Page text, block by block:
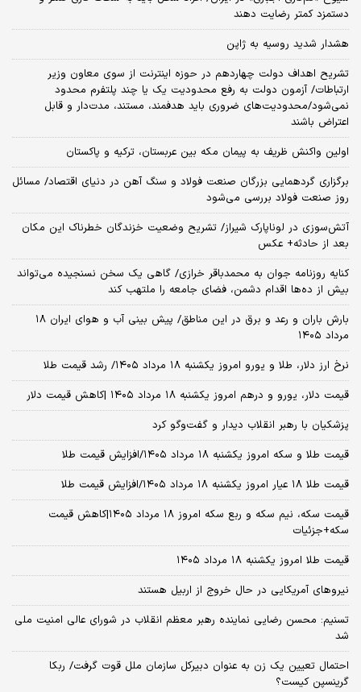
دستمزد کمتر رضایت دهند
هشدار شدید روسیه به ژاپن
تشریح اهداف دولت چهاردهم در حوزه اینترنت از سوی معاون وزیر
ارتباطات/ آزمون دولت به رفع محدودیت یک یا چند پلتفرم محدود
نمی‌‎شود/محدودیت‌های ضروری باید هدفمند، مستند، مدت‌دار و قابل
اعتراض باشند
اولین واکنش ظریف به پیمان مکه بین عربستان، ترکیه و پاکستان
برگزاری گردهمایی بزرگان صنعت فولاد و سنگ آهن در دنیای اقتصاد/ مسائل
روز صنعت فولاد بررسی می‌شود
آتش‌سوزی در لوناپارک شیراز/ تشریح وضعیت خزندگان خطرناک این مکان
بعد از حادثه+ عکس
کنایه روزنامه جوان به محمدباقر خرازی/ گاهی یک سخن نسنجیده می‌تواند
بیش از ده‌ها اقدام دشمن، فضای جامعه را ملتهب کند
بارش باران و رعد و برق در این مناطق/ پیش بینی آب و هوای ایران ۱۸
مرداد ۱۴۰۵
نرخ ارز دلار، طلا و یورو امروز یکشنبه ۱۸ مرداد ۱۴۰۵/ رشد قیمت طلا
قیمت دلار، یورو و درهم امروز یکشنبه ۱۸ مرداد ۱۴۰۵ |کاهش قیمت دلار
پزشکیان با رهبر انقلاب دیدار و گفت‌وگو کرد
قیمت طلا و سکه امروز یکشنبه ۱۸ مرداد ۱۴۰۵/افزایش قیمت طلا
قیمت طلا ۱۸ عیار امروز یکشنبه ۱۸ مرداد ۱۴۰۵/افزایش قیمت طلا
قیمت سکه، نیم سکه و ربع سکه امروز ۱۸ مرداد ۱۴۰۵|کاهش قیمت
سکه+جزئیات
قیمت طلا امروز یکشنبه ۱۸ مرداد ۱۴۰۵
نیروهای آمریکایی در حال خروج از اربیل هستند
تسنیم: محسن رضایی نماینده رهبر معظم انقلاب در شورای عالی امنیت ملی
شد
احتمال تعیین یک زن به عنوان دبیرکل سازمان ملل قوت گرفت/ ربکا
گرینسپن کیست؟